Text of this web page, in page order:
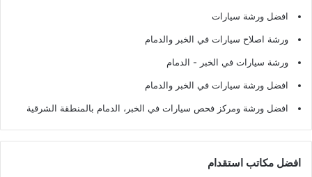
افضل ورشة سيارات
ورشة اصلاح سيارات في الخبر والدمام
ورشة سيارات في الخبر - الدمام
افضل ورشة سيارات في الخبر والدمام
افضل ورشة ومركز فحص سيارات في الخبر، الدمام بالمنطقة الشرقية
افضل مكاتب استقدام